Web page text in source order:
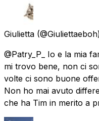
Giulietta
@Patry_P_ Io e la mia
mi trovo bene, non ci
volte ci sono buone
Non ho mai avuto
che ha Tim in merito a